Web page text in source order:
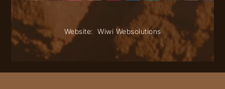
Website: Wiwi Websolutions